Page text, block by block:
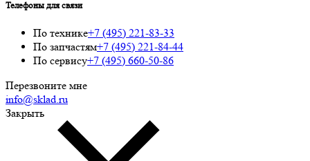
Телефоны для связи
По технике+7 (495) 221-83-33
По запчастям+7 (495) 221-84-44
По сервису+7 (495) 660-50-86
Перезвоните мне
info@sklad.ru
Закрыть